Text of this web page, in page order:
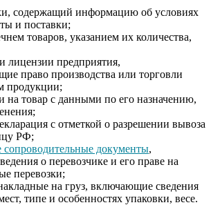
содержащий информацию об условиях
и поставки;
товаров, указанием их количества,
лицензии предприятия,
право производства или торговли
продукции;
на товар с данными по его назначению,
с отметкой о разрешении вывоза
РФ;
сопроводительные документы,
о перевозчике и его праве на
перевозки;
на груз, включающие сведения
типе и особенностях упаковки, весе.